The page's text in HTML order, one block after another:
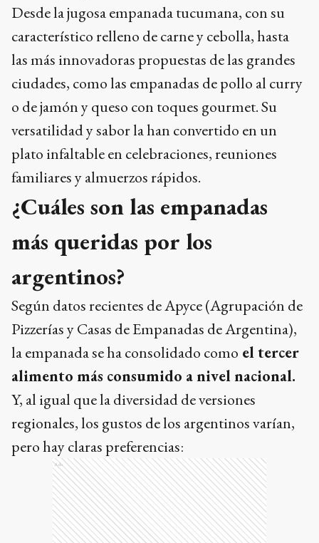
Desde la jugosa empanada tucumana, con su
característico relleno de carne y cebolla, hasta
las más innovadoras propuestas de las grandes
ciudades, como las empanadas de pollo al curry
o de jamón y queso con toques gourmet. Su
versatilidad y sabor la han convertido en un
plato infaltable en celebraciones, reuniones
familiares y almuerzos rápidos.
¿Cuáles son las empanadas
más queridas por los
argentinos?
Según datos recientes de Apyce (Agrupación de
Pizzerías y Casas de Empanadas de Argentina),
la empanada se ha consolidado como el tercer
alimento más consumido a nivel nacional.
Y, al igual que la diversidad de versiones
regionales, los gustos de los argentinos varían,
pero hay claras preferencias:
Ads